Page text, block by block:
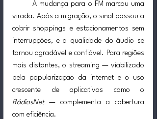
A mudança para o FM marcou uma
virada. Após a migração, o sinal passou a
cobrir shoppings e estacionamentos sem
interrupções, e a qualidade do áudio se
tornou agradável e confiável. Para regiões
mais distantes, o streaming — viabilizado
pela popularização da internet e o uso
RádiosNet — complementa a cobertura
com eficiência.